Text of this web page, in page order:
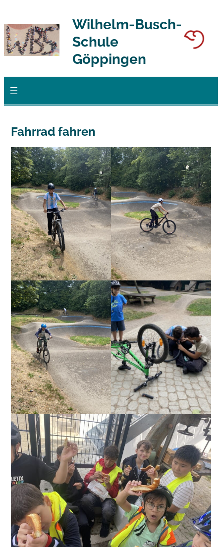
Inhalt
springen
Wilhelm-Busch-
Schule
Göppingen
Fahrrad fahren